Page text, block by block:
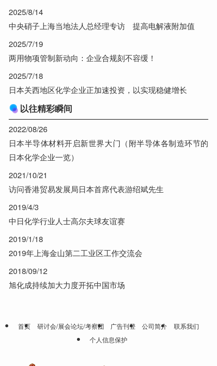
2025/8/14
中央硝子上海当地法人总经理专访 提高电解液附加值
2025/7/19
两用物项管制新动向：企业合规刻不容缓！
2025/7/18
日本关西地区化学企业正加速投资，以实现稳健增长
以往精彩瞬间
2022/08/26
日本半导体材料开启新世界大门（附半导体各制造环节的
日本化学企业一览）
2021/10/21
访问香港贸易发展局日本首席代表游绍斌先生
2019/4/3
中日化学行业人士高尔夫球友谊赛
2019/1/18
2019年上海金山第二工业区工作交流会
2018/09/12
旭化成持续加大力度开拓中国市场
首页 研讨会/展会论坛/考察团 广告刊登 公司简介
联系我们
个人信息保护